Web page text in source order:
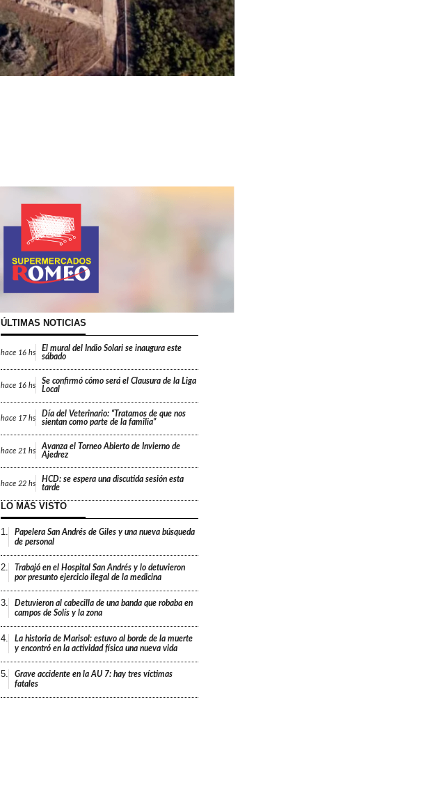
ÚLTIMAS NOTICIAS
hace 16 hs
El mural del Indio Solari se inaugura este
sábado
hace 16 hs
Se confirmó cómo será el Clausura de la Liga
Local
hace 17 hs
Día del Veterinario: “Tratamos de que nos
sientan como parte de la familia”
hace 21 hs
Avanza el Torneo Abierto de Invierno de
Ajedrez
hace 22 hs
HCD: se espera una discutida sesión esta
tarde
LO MÁS VISTO
1.
Papelera San Andrés de Giles y una nueva búsqueda
de personal
2.
Trabajó en el Hospital San Andrés y lo detuvieron
por presunto ejercicio ilegal de la medicina
3.
Detuvieron al cabecilla de una banda que robaba en
campos de Solís y la zona
4.
La historia de Marisol: estuvo al borde de la muerte
y encontró en la actividad física una nueva vida
5.
Grave accidente en la AU 7: hay tres víctimas
fatales